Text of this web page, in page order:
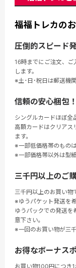
福福トレカの
圧倒的スピード
16時までにご注文、ご
します。
※土･日･祝日は郵送機
信頼の安心梱包！
シングルカードほぼ全
高額カードはクリアス
ます。
※一部低価格帯のもの
※一部価格帯以外は型
三千円以上のご
三千円以上のお買い物
※ゆうパケット発送を
ゆうパックでの発送
意下さい。
※一回のお買い物が三
お得なボーナス
お買い物100円につき1